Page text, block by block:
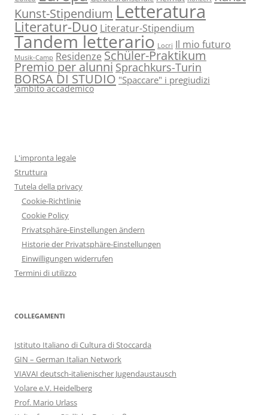
Kunst-Stipendium Letteratura
Literatur-Duo Literatur-Stipendium
Tandem letterario Locri Il mio futuro
Musik-Camp Residenze Schüler-Praktikum
Premio per alunni Sprachkurs-Turin
BORSA DI STUDIO "Spaccare" i pregiudizi
'ambito accademico
L'impronta legale
Struttura
Tutela della privacy
Cookie-Richtlinie
Cookie Policy
Privatsphäre-Einstellungen ändern
Historie der Privatsphäre-Einstellungen
Einwilligungen widerrufen
Termini di utilizzo
COLLEGAMENTI
Istituto Italiano di Cultura di Stoccarda
GIN – German Italian Network
VIAVAI deutsch-italienischer Jugendaustausch
Volare e.V. Heidelberg
Prof. Mario Urlass